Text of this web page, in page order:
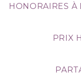
HONORAIRES À
PRIX